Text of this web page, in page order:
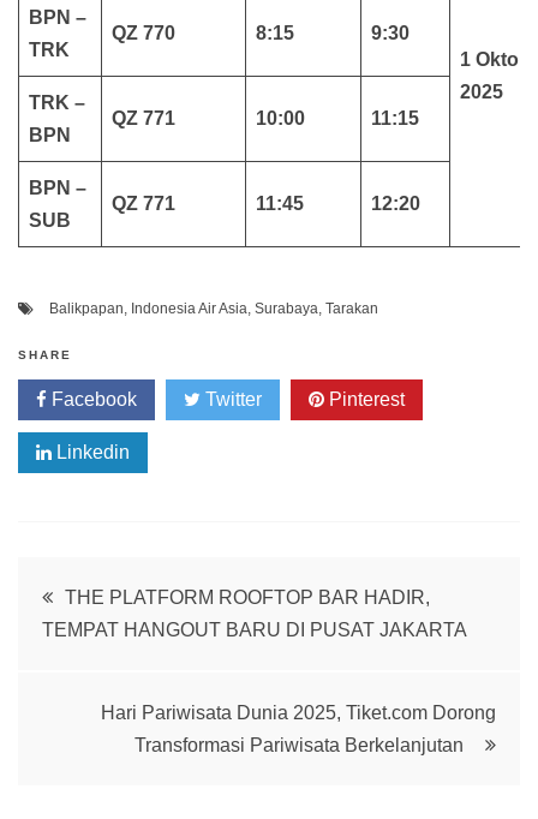
1
2025
BPN –
TRK
QZ 770 8:15 9:30
TRK –
BPN
QZ 771 10:00 11:15
BPN –
SUB
QZ 771 11:45 12:20
Balikpapan, Indonesia Air Asia, Surabaya, Tarakan
SHARE
Facebook Twitter Pinterest
Linkedin
Post
THE PLATFORM ROOFTOP BAR HADIR,
TEMPAT HANGOUT BARU DI PUSAT JAKARTA
Hari Pariwisata Dunia 2025, Tiket.com Dorong
Transformasi Pariwisata Berkelanjutan